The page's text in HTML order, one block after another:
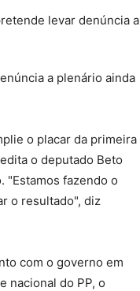
a plenário ainda
o placar da primeira
o deputado Beto
"Estamos fazendo o
o resultado", diz
com o governo em
nacional do PP, o